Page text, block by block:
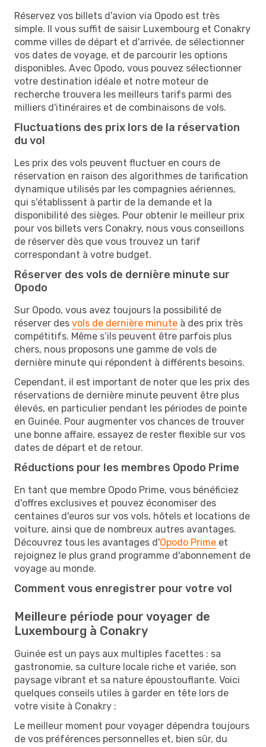
Réservez vos billets d'avion via Opodo est très
simple. Il vous suffit de saisir Luxembourg et Conakry
comme villes de départ et d'arrivée, de sélectionner
vos dates de voyage, et de parcourir les options
disponibles. Avec Opodo, vous pouvez sélectionner
votre destination idéale et notre moteur de
recherche trouvera les meilleurs tarifs parmi des
milliers d'itinéraires et de combinaisons de vols.
Fluctuations des prix lors de la réservation
du vol
Les prix des vols peuvent fluctuer en cours de
réservation en raison des algorithmes de tarification
dynamique utilisés par les compagnies aériennes,
qui s'établissent à partir de la demande et la
disponibilité des sièges. Pour obtenir le meilleur prix
pour vos billets vers Conakry, nous vous conseillons
de réserver dès que vous trouvez un tarif
correspondant à votre budget.
Réserver des vols de dernière minute sur
Opodo
Sur Opodo, vous avez toujours la possibilité de
réserver des vols de dernière minute à des prix très
compétitifs. Même s’ils peuvent être parfois plus
chers, nous proposons une gamme de vols de
dernière minute qui répondent à différents besoins.
Cependant, il est important de noter que les prix des
réservations de dernière minute peuvent être plus
élevés, en particulier pendant les périodes de pointe
en Guinée. Pour augmenter vos chances de trouver
une bonne affaire, essayez de rester flexible sur vos
dates de départ et de retour.
Réductions pour les membres Opodo Prime
En tant que membre Opodo Prime, vous bénéficiez
d'offres exclusives et pouvez économiser des
centaines d'euros sur vos vols, hôtels et locations de
voiture, ainsi que de nombreux autres avantages.
Découvrez tous les avantages d'Opodo Prime et
rejoignez le plus grand programme d'abonnement de
voyage au monde.
Comment vous enregistrer pour votre vol
Meilleure période pour voyager de
Luxembourg à Conakry
Guinée est un pays aux multiples facettes : sa
gastronomie, sa culture locale riche et variée, son
paysage vibrant et sa nature époustouflante. Voici
quelques conseils utiles à garder en tête lors de
votre visite à Conakry :
Le meilleur moment pour voyager dépendra toujours
de vos préférences personnelles et, bien sûr, du